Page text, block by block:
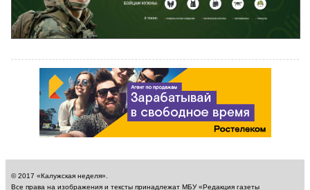
© 2017 «Калужская неделя».
Все права на изображения и тексты принадлежат МБУ «Редакция газеты